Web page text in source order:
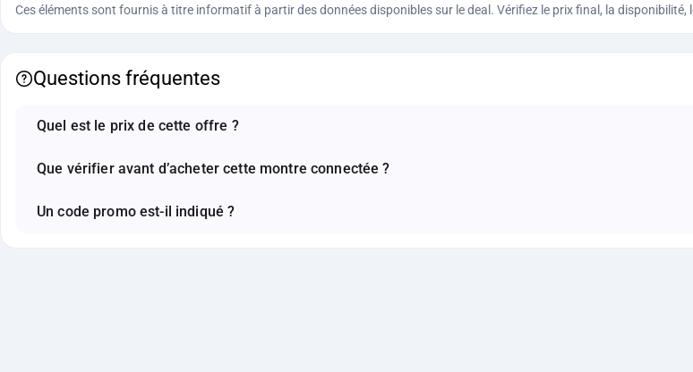
Ces éléments sont fournis à titre informatif à partir des données disponibles sur le deal. Vérifiez le prix final, la
Questions fréquentes
Quel est le prix de cette offre ?
Que vérifier avant d’acheter cette montre connectée ?
Un code promo est-il indiqué ?